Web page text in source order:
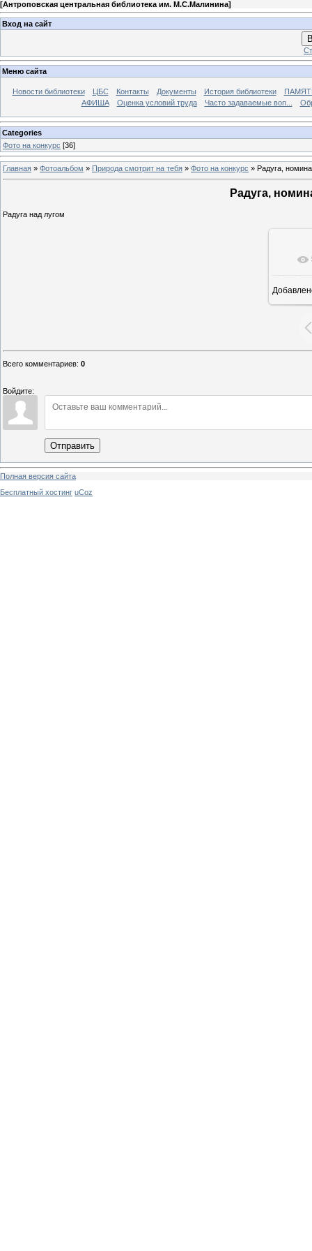
[Антроповская центральная библиотека им. М.С.Малинина]
Вход на сайт
Меню сайта
Новости библиотеки ЦБС Контакты Документы История библиотеки
АФИША
Оценка условий труда Часто задаваемые воп...
Categories
Фото на конкурс [36]
Главная » Фотоальбом » Природа смотрит на тебя » Фото на конкурс » Радуга,
Радуга,
Радуга над лугом
Всего комментариев: 0
Войдите:
Отправить
Полная версия сайта
Бесплатный хостинг uCoz